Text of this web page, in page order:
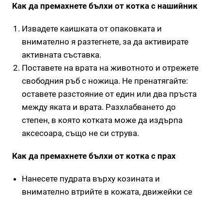
Как да премахнете бълхи от котка с нашийник
Извадете каишката от опаковката и
внимателно я разтегнете, за да активирате
активната съставка.
Поставете на врата на животното и отрежете
свободния ръб с ножица. Не пренатягайте:
оставете разстояние от един или два пръста
между яката и врата. Разхлабването до
степен, в която котката може да издърпа
аксесоара, също не си струва.
Как да премахнете бълхи от котка с прах
Нанесете пудрата върху козината и
внимателно втрийте в кожата, движейки се